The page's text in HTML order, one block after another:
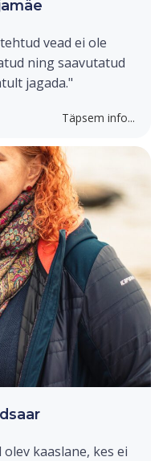
vead ei ole
ning saavutatud
jagada."
Täpsem info...
kaaslane, kes ei